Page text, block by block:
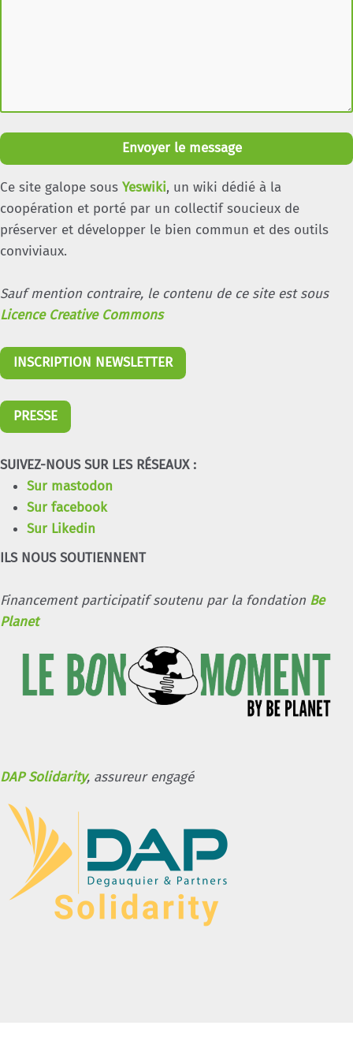
Envoyer le message
Ce site galope sous Yeswiki, un wiki dédié à la
coopération et porté par un collectif soucieux de
préserver et développer le bien commun et des outils
conviviaux.
Sauf mention contraire, le contenu de ce site est sous
Licence Creative Commons
INSCRIPTION NEWSLETTER
PRESSE
SUIVEZ-NOUS SUR LES RÉSEAUX :
Sur mastodon
Sur facebook
Sur Likedin
ILS NOUS SOUTIENNENT
Financement participatif soutenu par la fondation Be
Planet
DAP Solidarity, assureur engagé